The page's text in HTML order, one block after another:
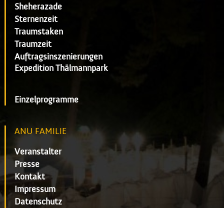
Sheherazade
Sternenzeit
Traumstaken
Traumzeit
Auftragsinszenierungen
Expedition Thälmannpark
Einzelprogramme
ANU FAMILIE
Veranstalter
Presse
Kontakt
Impressum
Datenschutz